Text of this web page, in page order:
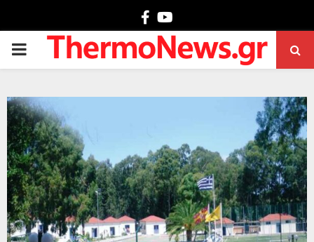
Facebook
PRIMARY